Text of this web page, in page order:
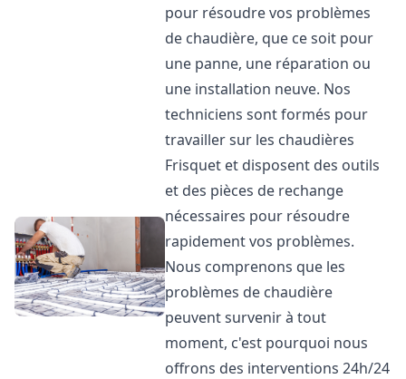
pour résoudre vos problèmes
de chaudière, que ce soit pour
une panne, une réparation ou
une installation neuve. Nos
techniciens sont formés pour
travailler sur les chaudières
Frisquet et disposent des outils
et des pièces de rechange
nécessaires pour résoudre
rapidement vos problèmes.
Nous comprenons que les
problèmes de chaudière
peuvent survenir à tout
moment, c'est pourquoi nous
offrons des interventions 24h/24